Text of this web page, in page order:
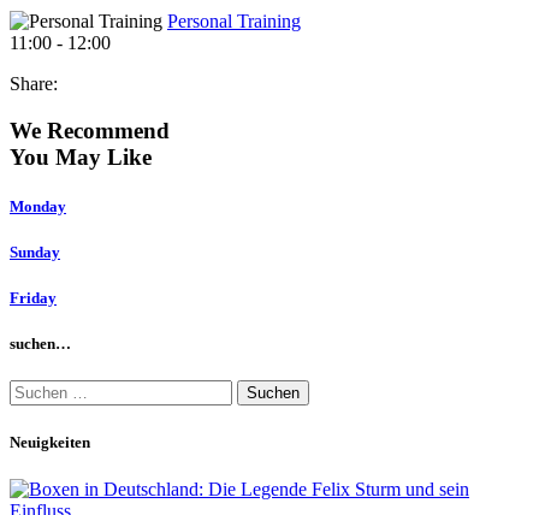
Personal Training
11:00 - 12:00
Share:
We Recommend
You May Like
Monday
Sunday
Friday
suchen…
Suchen
nach:
Neuigkeiten